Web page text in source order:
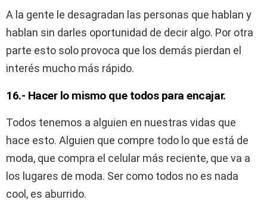
A la gente le desagradan las personas que hablan y
hablan sin darles oportunidad de decir algo. Por otra
parte esto solo provoca que los demás pierdan el
interés mucho más rápido.
16.- Hacer lo mismo que todos para encajar.
Todos tenemos a alguien en nuestras vidas que
hace esto. Alguien que compre todo lo que está de
moda, que compra el celular más reciente, que va a
los lugares de moda. Ser como todos no es nada
cool, es aburrido.